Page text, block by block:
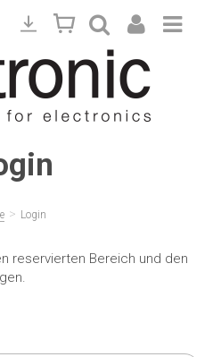
> Login
reservierten Bereich und den